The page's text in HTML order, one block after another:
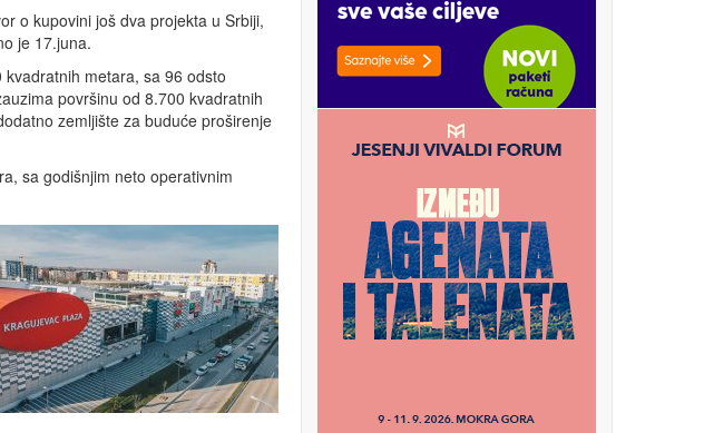
o kupovini još dva projekta u Srbiji,
je 17.juna.
metara, sa 96 odsto
površinu od 8.700 kvadratnih
zemljište za buduće proširenje
sa godišnjim neto operativnim